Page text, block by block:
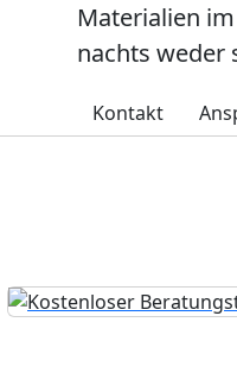
Materialien
nachts weder
Kontakt